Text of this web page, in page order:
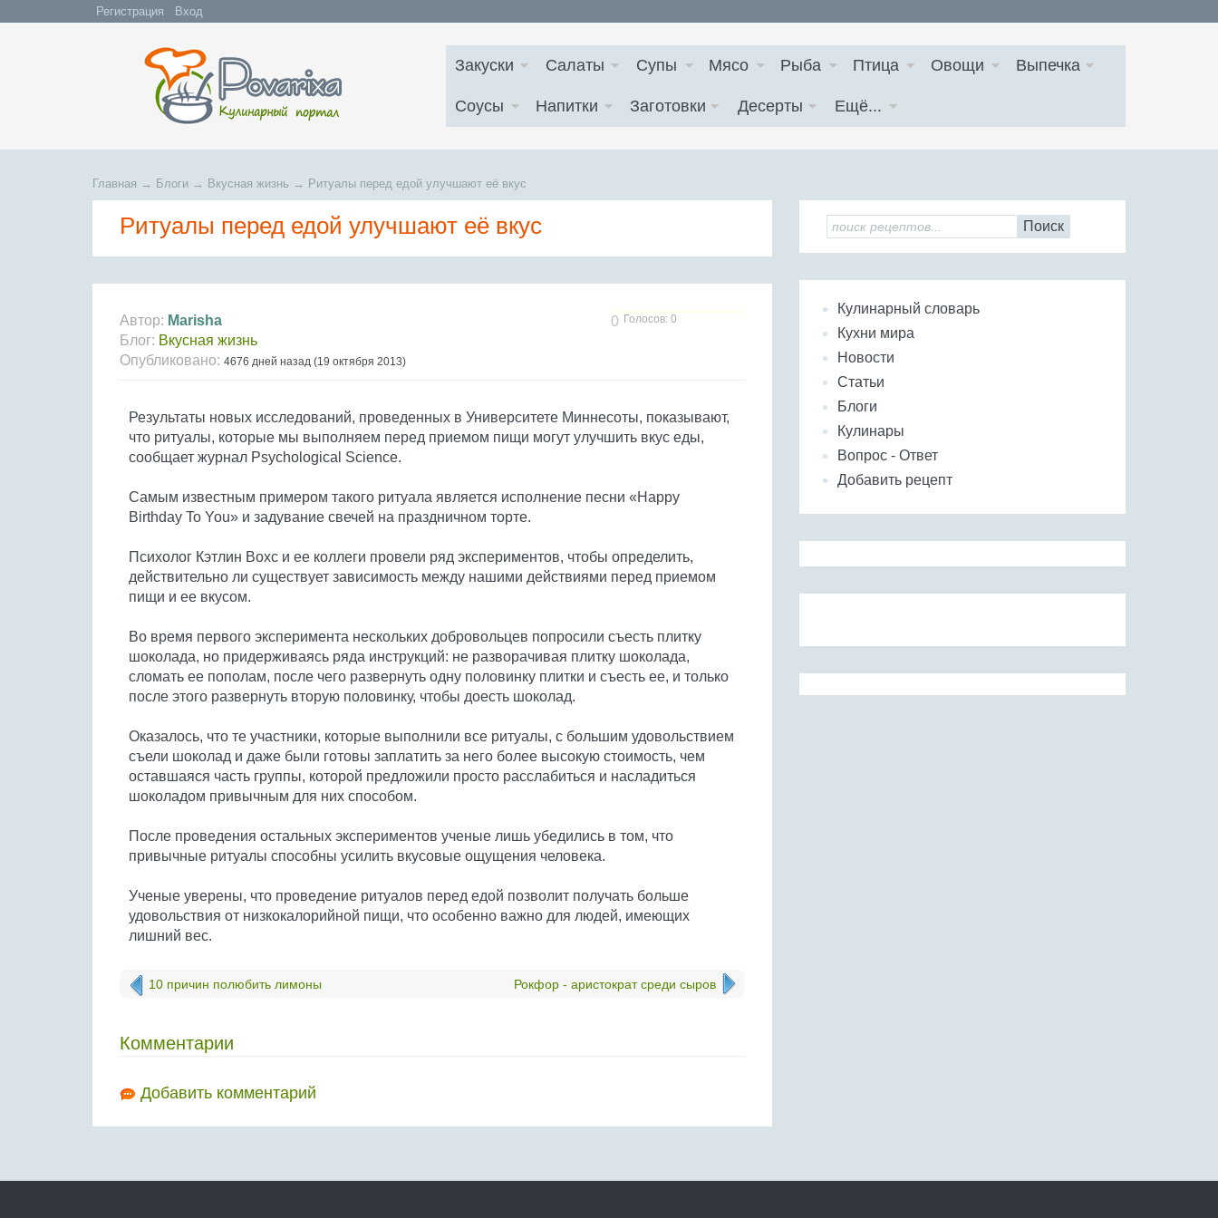
Регистрация Вход
Закуски Салаты Супы Мясо Рыба Птица Овощи Выпечка
Соусы Напитки Заготовки Десерты Ещё...
Главная → Блоги → Вкусная жизнь → Ритуалы перед едой улучшают её вкус
Ритуалы перед едой улучшают её вкус
Автор: Marisha
Блог: Вкусная жизнь
Опубликовано: 4676 дней назад (19 октября 2013)
0 Голосов: 0
Результаты новых исследований, проведенных в Университете Миннесоты, показывают,
что ритуалы, которые мы выполняем перед приемом пищи могут улучшить вкус еды,
сообщает журнал Psychological Science.
Самым известным примером такого ритуала является исполнение песни «Happy
Birthday To You» и задувание свечей на праздничном торте.
Психолог Кэтлин Вохс и ее коллеги провели ряд экспериментов, чтобы определить,
действительно ли существует зависимость между нашими действиями перед приемом
пищи и ее вкусом.
Во время первого эксперимента нескольких добровольцев попросили съесть плитку
шоколада, но придерживаясь ряда инструкций: не разворачивая плитку шоколада,
сломать ее пополам, после чего развернуть одну половинку плитки и съесть ее, и только
после этого развернуть вторую половинку, чтобы доесть шоколад.
Оказалось, что те участники, которые выполнили все ритуалы, с большим удовольствием
съели шоколад и даже были готовы заплатить за него более высокую стоимость, чем
оставшаяся часть группы, которой предложили просто расслабиться и насладиться
шоколадом привычным для них способом.
После проведения остальных экспериментов ученые лишь убедились в том, что
привычные ритуалы способны усилить вкусовые ощущения человека.
Ученые уверены, что проведение ритуалов перед едой позволит получать больше
удовольствия от низкокалорийной пищи, что особенно важно для людей, имеющих
лишний вес.
10 причин полюбить лимоны Рокфор - аристократ среди сыров
Комментарии
Добавить комментарий
Поиск
Кулинарный словарь
Кухни мира
Новости
Статьи
Блоги
Кулинары
Вопрос - Ответ
Добавить рецепт